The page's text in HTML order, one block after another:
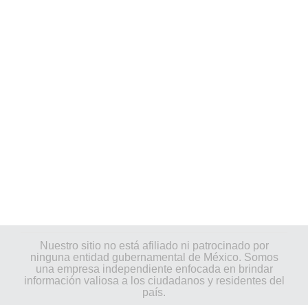
Nuestro sitio no está afiliado ni patrocinado por
ninguna entidad gubernamental de México. Somos
una empresa independiente enfocada en brindar
información valiosa a los ciudadanos y residentes del
país.